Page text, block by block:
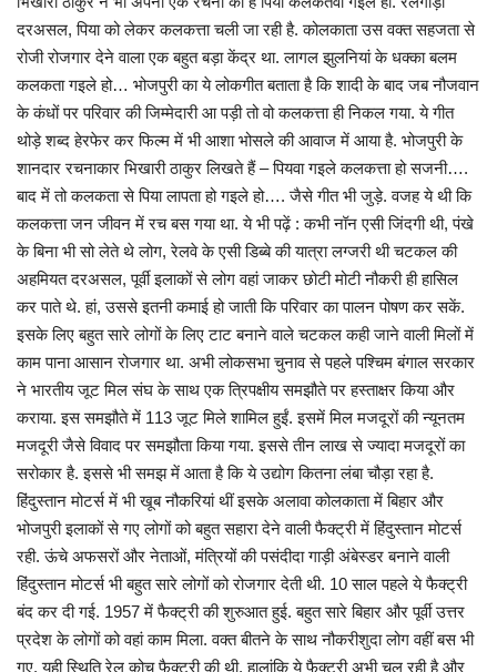
दरअसल, पिया को लेकर कलकत्ता चली जा रही है. कोलकाता उस वक्त सहजता से
रोजी रोजगार देने वाला एक बहुत बड़ा केंद्र था. लागल झुलनियां के धक्का बलम
कलकता गइले हो… भोजपुरी का ये लोकगीत बताता है कि शादी के बाद जब नौजवान
के कंधों पर परिवार की जिम्मेदारी आ पड़ी तो वो कलकत्ता ही निकल गया. ये गीत
थोड़े शब्द हेरफेर कर फिल्म में भी आशा भोसले की आवाज में आया है. भोजपुरी के
शानदार रचनाकार भिखारी ठाकुर लिखते हैं – पियवा गइले कलकत्ता हो सजनी….
बाद में तो कलकता से पिया लापता हो गइले हो…. जैसे गीत भी जुड़े. वजह ये थी कि
कलकत्ता जन जीवन में रच बस गया था. ये भी पढ़ें : कभी नॉन एसी जिंदगी थी, पंखे
के बिना भी सो लेते थे लोग, रेलवे के एसी डिब्बे की यात्रा लग्जरी थी चटकल की
अहमियत दरअसल, पूर्वी इलाकों से लोग वहां जाकर छोटी मोटी नौकरी ही हासिल
कर पाते थे. हां, उससे इतनी कमाई हो जाती कि परिवार का पालन पोषण कर सकें.
इसके लिए बहुत सारे लोगों के लिए टाट बनाने वाले चटकल कही जाने वाली मिलों में
काम पाना आसान रोजगार था. अभी लोकसभा चुनाव से पहले पश्चिम बंगाल सरकार
ने भारतीय जूट मिल संघ के साथ एक त्रिपक्षीय समझौते पर हस्ताक्षर किया और
कराया. इस समझौते में 113 जूट मिले शामिल हुईं. इसमें मिल मजदूरों की न्यूनतम
मजदूरी जैसे विवाद पर समझौता किया गया. इससे तीन लाख से ज्यादा मजदूरों का
सरोकार है. इससे भी समझ में आता है कि ये उद्योग कितना लंबा चौड़ा रहा है.
हिंदुस्तान मोटर्स में भी खूब नौकरियां थीं इसके अलावा कोलकाता में बिहार और
भोजपुरी इलाकों से गए लोगों को बहुत सहारा देने वाली फैक्ट्री में हिंदुस्तान मोटर्स
रही. ऊंचे अफसरों और नेताओं, मंत्रियों की पसंदीदा गाड़ी अंबेस्डर बनाने वाली
हिंदुस्तान मोटर्स भी बहुत सारे लोगों को रोजगार देती थी. 10 साल पहले ये फैक्ट्री
बंद कर दी गई. 1957 में फैक्ट्री की शुरुआत हुई. बहुत सारे बिहार और पूर्वी उत्तर
प्रदेश के लोगों को वहां काम मिला. वक्त बीतने के साथ नौकरीशुदा लोग वहीं बस भी
गए. यही स्थिति रेल कोच फैक्ट्री की थी. हालांकि ये फैक्ट्री अभी चल रही है और